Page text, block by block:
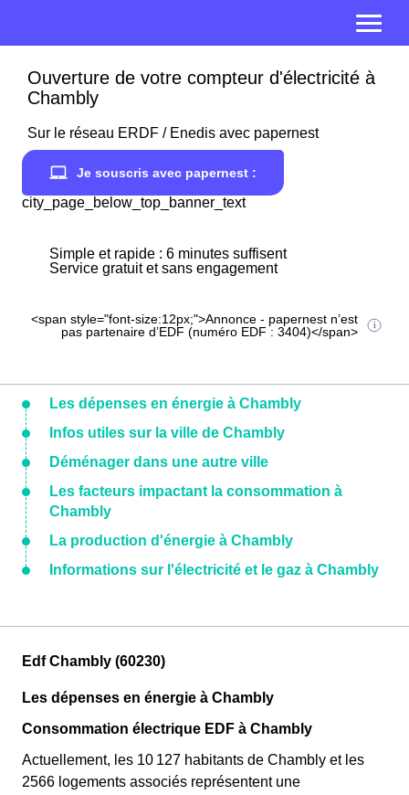
Ouverture de votre compteur d'électricité à
Chambly
Sur le réseau ERDF / Enedis avec papernest
Je souscris avec papernest :
city_page_below_top_banner_text
Simple et rapide : 6 minutes suffisent
Service gratuit et sans engagement
<span style="font-size:12px;">Annonce - papernest n’est
pas partenaire d’EDF (numéro EDF : 3404)</span>
Les dépenses en énergie à Chambly
Infos utiles sur la ville de Chambly
Déménager dans une autre ville
Les facteurs impactant la consommation à
Chambly
La production d'énergie à Chambly
Informations sur l'électricité et le gaz à Chambly
Edf Chambly (60230)
Les dépenses en énergie à Chambly
Consommation électrique EDF à Chambly
Actuellement, les 10 127 habitants de Chambly et les
2566 logements associés représentent une